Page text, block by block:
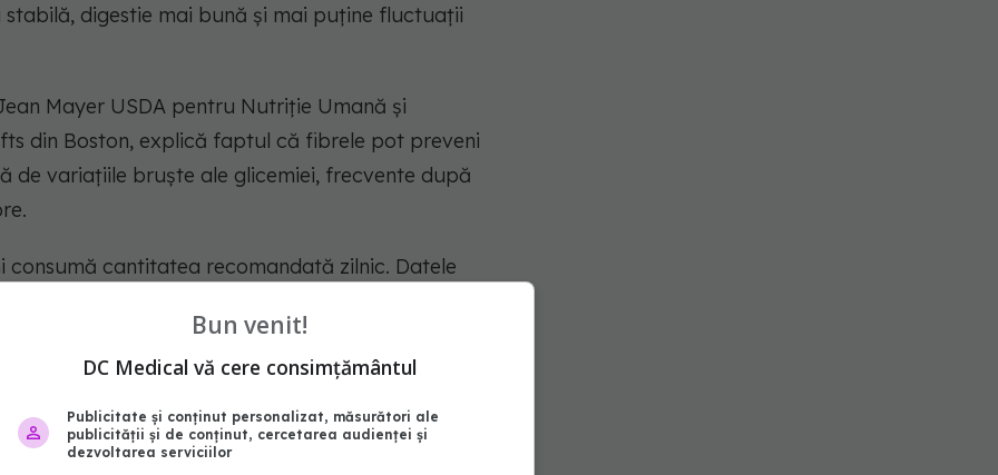
digestie mai bună și mai puține fluctuații
Mayer USDA pentru Nutriție Umană și
din Boston, explică faptul că fibrele pot preveni
de variațiile bruște ale glicemiei, frecvente după
cantitatea recomandată zilnic. Datele
bărbați și 12% dintre femei ating pragul
pe zi.
glicemia
Bun venit!
DC Medical vă cere consimțământul
Publicitate și conținut personalizat, măsurători ale
publicității și de conținut, cercetarea audienței și
dezvoltarea serviciilor